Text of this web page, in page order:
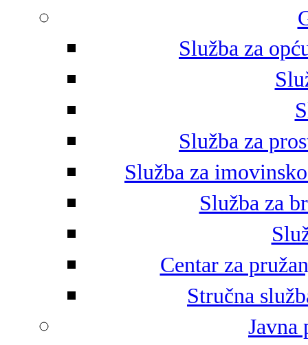
Služba za
Služba za
Služba za
Služba za
Centar za
Stručna
Javna